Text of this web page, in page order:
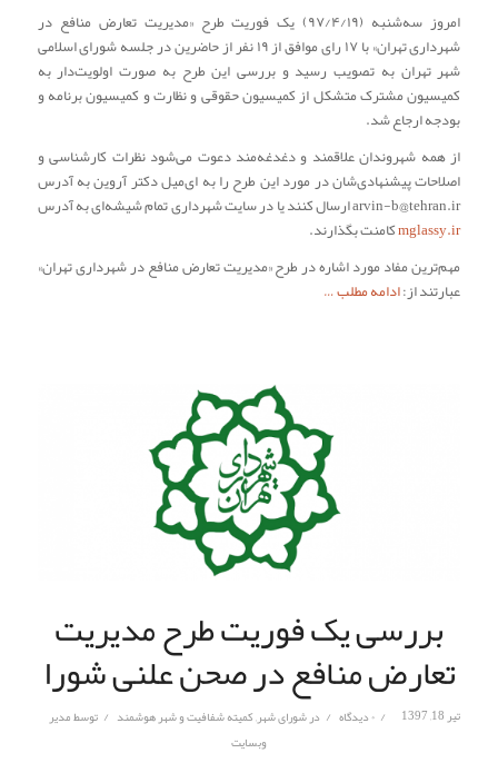
امروز سه‌شنبه (۹۷/۴/۱۹) یک فوریت طرح «مدیریت تعارض منافع در
شهرداری تهران» با ۱۷ رای موافق از ۱۹ نفر از حاضرین در جلسه شورای اسلامی
شهر تهران به تصویب رسید و بررسی این طرح به صورت اولویت‌دار به
کمیسیون مشترک متشکل از کمیسیون حقوقی و نظارت و کمیسیون برنامه و
بودجه ارجاع شد.
از همه شهروندان علاقمند و دغدغه‌مند دعوت می‌شود نظرات کارشناسی و
اصلاحات پیشنهادی‌شان در مورد این طرح را به ای‌میل دکتر آروین به آدرس
arvin-b@tehran.ir ارسال کنند یا در سایت شهرداری تمام شیشه‌ای به آدرس
mglassy.irکامنت بگذارند.
مهم‌ترین مفاد مورد اشاره در طرح «مدیریت تعارض منافع در شهرداری تهران»
عبارتند از:ادامه مطلب …
بررسی یک فوریت طرح مدیریت
تعارض منافع در صحن علنی شورا
تیر 18, 1397 / ۰ دیدگاه / درشورای شهر,کمیته شفافیت و شهر هوشمند / توسطمدیر
وبسایت